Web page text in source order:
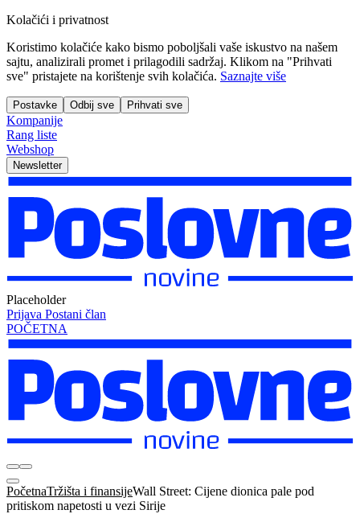
Kolačići i privatnost
Koristimo kolačiće kako bismo poboljšali vaše iskustvo na našem
sajtu, analizirali promet i prilagodili sadržaj. Klikom na "Prihvati
sve" pristajete na korištenje svih kolačića. Saznajte više
Postavke Odbij sve Prihvati sve
Kompanije
Rang liste
Webshop
Newsletter
Placeholder
Prijava Postani član
POČETNA
PočetnaTržišta i finansijeWall Street: Cijene dionica pale pod
pritiskom napetosti u vezi Sirije